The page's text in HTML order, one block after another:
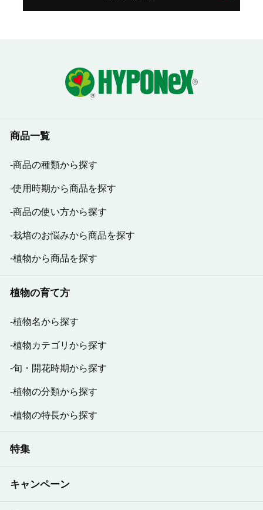
商品一覧
商品の種類から探す
使用時期から商品を探す
商品の使い方から探す
栽培のお悩みから商品を探す
植物から商品を探す
植物の育て方
植物名から探す
植物カテゴリから探す
旬・開花時期から探す
植物の分類から探す
植物の特長から探す
特集
キャンペーン